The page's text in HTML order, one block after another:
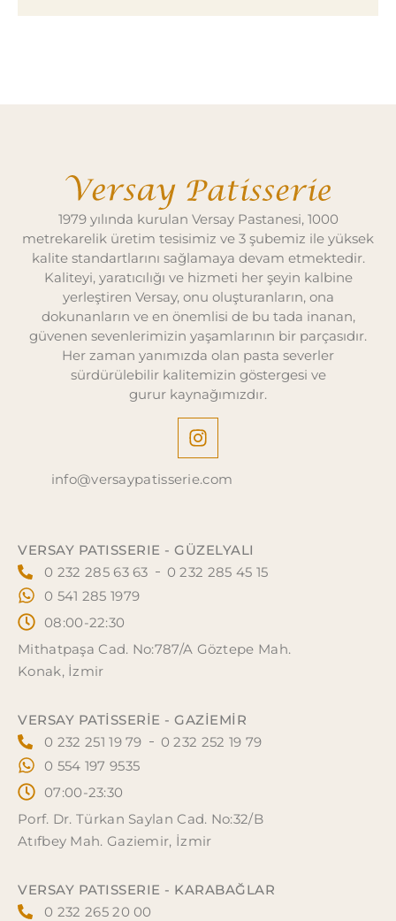
VERSAY PATISSERIE - GÜZELYALI
0 232 285 63 63
0 232 285 45 15
0 541 285 1979
08:00-22:30
Mithatpaşa Cad. No:787/A Göztepe Mah.
Konak, İzmir
VERSAY PATISSERIE - GAZİEMİR
0 232 251 19 79
0 232 252 19 79
0 554 197 9535
07:00-23:30
Porf. Dr. Türkan Saylan Cad. No:32/B
Atıfbey Mah. Gaziemir, İzmir
VERSAY PATISSERIE - KARABAĞLAR
0 232 265 20 00
1979 yılında kurulan Versay Pastanesi, 1000
metrekarelik üretim tesisimiz ve 3 şubemiz ile yüksek
kalite standartlarını sağlamaya devam etmektedir.
Kaliteyi, yaratıcılığı ve hizmeti her şeyin kalbine
yerleştiren Versay, onu oluşturanların, ona
dokunanların ve en önemlisi de bu tada inanan,
güvenen sevenlerimizin yaşamlarının bir parçasıdır.
Her zaman yanımızda olan pasta severler
sürdürülebilir kalitemizin göstergesi ve
gurur kaynağımızdır.
info@versaypatisserie.com